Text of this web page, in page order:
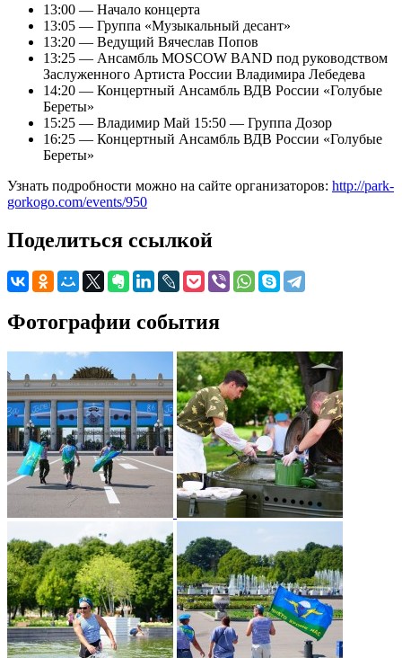
13:00 — Начало концерта
13:05 — Группа «Музыкальный десант»
13:20 — Ведущий Вячеслав Попов
13:25 — Ансамбль MOSCOW BAND под руководством
Заслуженного Артиста России Владимира Лебедева
14:20 — Концертный Ансамбль ВДВ России «Голубые
Береты»
15:25 — Владимир Май 15:50 — Группа Дозор
16:25 — Концертный Ансамбль ВДВ России «Голубые
Береты»
Узнать подробности можно на сайте организаторов: http://park-
gorkogo.com/events/950
Поделиться ссылкой
Фотографии события